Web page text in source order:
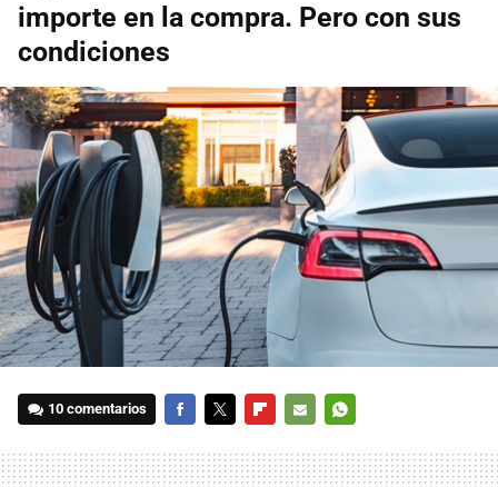
importe en la compra. Pero con sus
condiciones
10 comentarios
MAIL